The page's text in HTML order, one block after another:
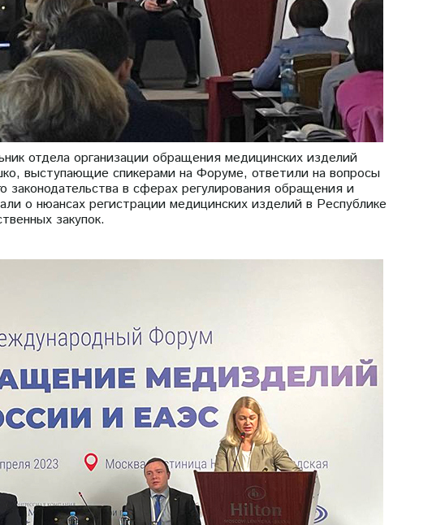
отдела организации обращения медицинских изделий
выступающие спикерами на Форуме, ответили на вопросы
законодательства в сферах регулирования обращения и
о нюансах регистрации медицинских изделий в Республике
закупок.